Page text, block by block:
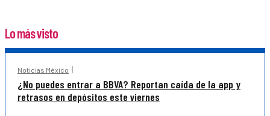
Lo más visto
Noticias México
¿No puedes entrar a BBVA? Reportan caída de la app y
retrasos en depósitos este viernes